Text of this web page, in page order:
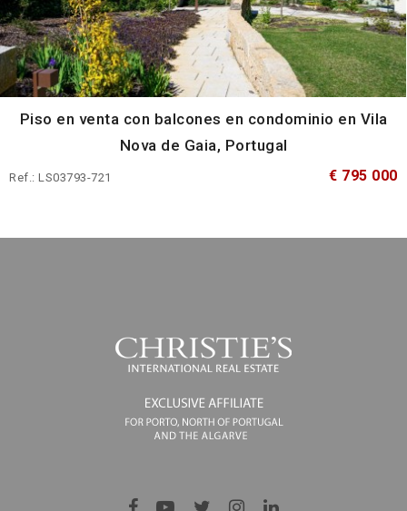
Piso en venta con balcones en condominio en Vila
Nova de Gaia, Portugal
Ref.: LS03793-721 € 795 000